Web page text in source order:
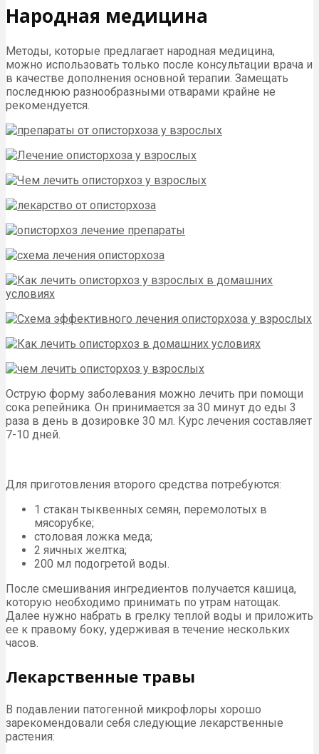
Народная медицина
Методы, которые предлагает народная медицина,
можно использовать только после консультации врача и
в качестве дополнения основной терапии. Замещать
последнюю разнообразными отварами крайне не
рекомендуется.
Острую форму заболевания можно лечить при помощи
сока репейника. Он принимается за 30 минут до еды 3
раза в день в дозировке 30 мл. Курс лечения составляет
7-10 дней.
Для приготовления второго средства потребуются:
1 стакан тыквенных семян, перемолотых в
мясорубке;
столовая ложка меда;
2 яичных желтка;
200 мл подогретой воды.
После смешивания ингредиентов получается кашица,
которую необходимо принимать по утрам натощак.
Далее нужно набрать в грелку теплой воды и приложить
ее к правому боку, удерживая в течение нескольких
часов.
Лекарственные травы
В подавлении патогенной микрофлоры хорошо
зарекомендовали себя следующие лекарственные
растения: